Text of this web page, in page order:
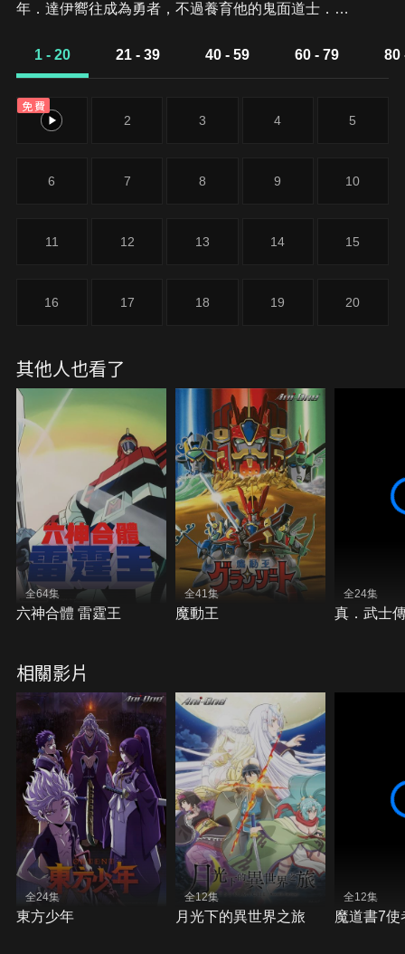
年．達伊嚮往成為勇者，不過養育他的鬼面道士．布
師的修行。有一天，一名疑似是勇者的人和他的同伴
勇者。冒牌勇者們的目的是將傳說世界上只有一隻的
夢幻珍獸．黃金金屬史萊姆，也就是可美搶走。為了
蒙在鼓裡的羅莫斯王進行成功捕獲可美的報告時追上
受感動，他對達伊稱讚有加，並且授予他「霸者之
帕普尼卡王國的司教提姆金及賢者巴隆，以及一位名
1 - 20 21 - 39 40 - 59 60 - 79 80
免費
1 2 3 4 5
6 7 8 9 10
11 12 13 14 15
16 17 18 19 20
其他人也看了
全64集
六神合體 雷霆王
全41集
魔動王
全24集
真．武士
相關影片
全24集
東方少年
全12集
月光下的異世界之旅
全12集
魔道書7使